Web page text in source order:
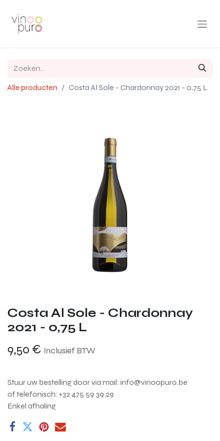
Alle producten Costa Al Sole - Chardonnay 2021 - 0,75 L
Costa Al Sole - Chardonnay
2021 - 0,75 L
9,50 € Inclusief BTW
Stuur uw bestelling door via mail: info@vinoopuro.be
of telefonisch: +32 475 59 39 29
Enkel afhaling